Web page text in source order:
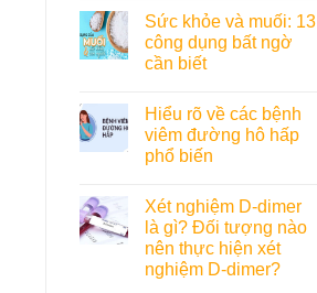
Sức khỏe và muối: 13
công dụng bất ngờ
cần biết
Hiểu rõ về các bệnh
viêm đường hô hấp
phổ biến
Xét nghiệm D-dimer
là gì? Đối tượng nào
nên thực hiện xét
nghiệm D-dimer?